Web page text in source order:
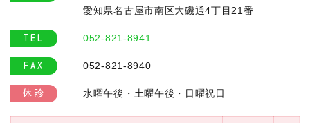
愛知県名古屋市南区大磯通4丁目21番
TEL 052-821-8941
FAX 052-821-8940
休診 水曜午後・土曜午後・日曜祝日